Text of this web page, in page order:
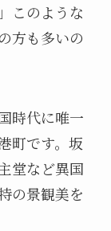
このような
方も多いの
時代に唯一
町です。坂
堂など異国
の景観美を